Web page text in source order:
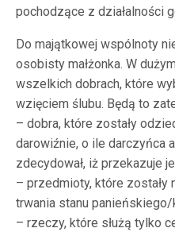
pochodzące z działalności
Do majątkowej wspólnoty
osobisty małżonka. W
wszelkich dobrach, które
wzięciem ślubu. Będą to
– dobra, które zostały
darowiźnie, o ile darczyńca
zdecydował, iż przekazuje
– przedmioty, które
trwania stanu
– rzeczy, które służą tylko